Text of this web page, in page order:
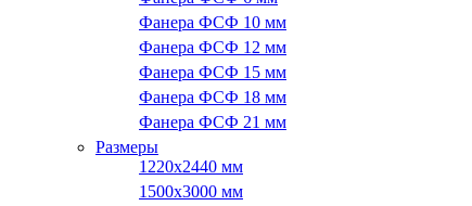
Фанера ФСФ 10 мм
Фанера ФСФ 12 мм
Фанера ФСФ 15 мм
Фанера ФСФ 18 мм
Фанера ФСФ 21 мм
Размеры
1220х2440 мм
1500х3000 мм